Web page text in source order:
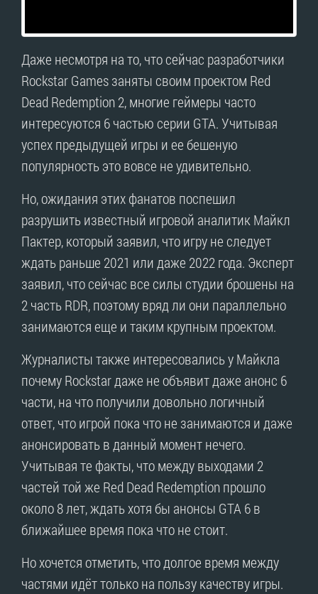
Даже несмотря на то, что сейчас разработчики
Rockstar Games заняты своим проектом Red
Dead Redemption 2, многие геймеры часто
интересуются 6 частью серии GTA. Учитывая
успех предыдущей игры и ее бешеную
популярность это вовсе не удивительно.
Но, ожидания этих фанатов поспешил
разрушить известный игровой аналитик Майкл
Пактер, который заявил, что игру не следует
ждать раньше 2021 или даже 2022 года. Эксперт
заявил, что сейчас все силы студии брошены на
2 часть RDR, поэтому вряд ли они параллельно
занимаются еще и таким крупным проектом.
Журналисты также интересовались у Майкла
почему Rockstar даже не объявит даже анонс 6
части, на что получили довольно логичный
ответ, что игрой пока что не занимаются и даже
анонсировать в данный момент нечего.
Учитывая те факты, что между выходами 2
частей той же Red Dead Redemption прошло
около 8 лет, ждать хотя бы анонсы GTA 6 в
ближайшее время пока что не стоит.
Но хочется отметить, что долгое время между
частями идёт только на пользу качеству игры.